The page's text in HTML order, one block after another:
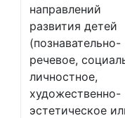
направлений
развития детей
(познавательно-
речевое,
личностное,
художественно-
эстетическое